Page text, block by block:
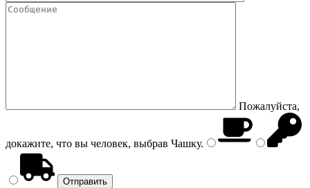
Пожалуйста,
докажите, что вы человек, выбрав Чашку.